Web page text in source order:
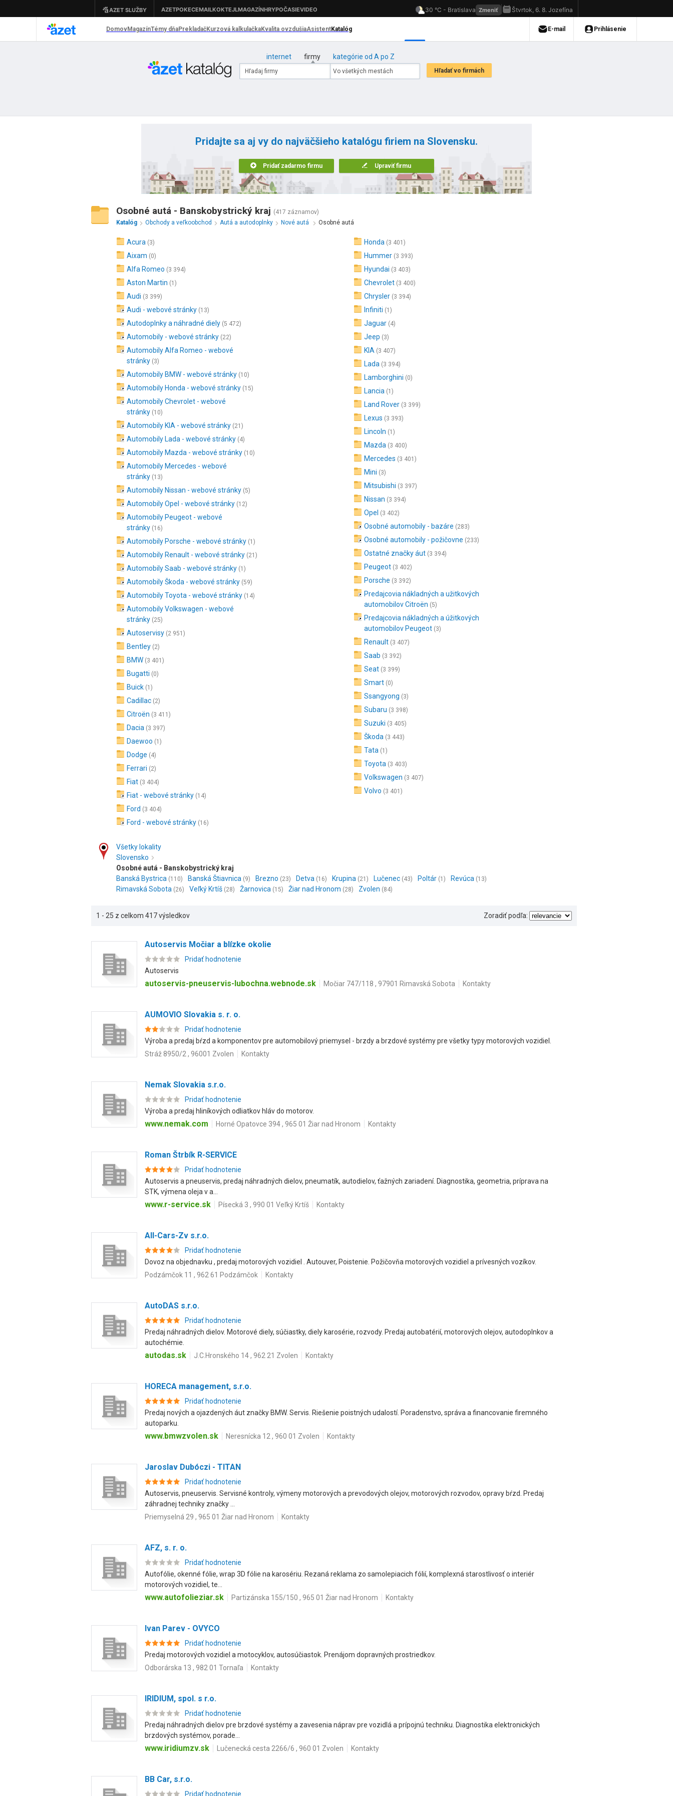
internet firmy kategórie od A po Z
Pridajte sa aj vy do najväčšieho katalógu firiem na Slovensku.
Pridať zadarmo firmu Upraviť firmu
Osobné autá - Banskobystrický kraj (417 záznamov)
Katalóg
Obchody a veľkoobchod Autá a autodoplnky Nové autá Osobné autá
Acura (3)
Aixam (0)
Alfa Romeo (3 394)
Aston Martin (1)
Audi (3 399)
Audi - webové stránky (13)
Autodoplnky a náhradné diely (5 472)
Automobily - webové stránky (22)
Automobily Alfa Romeo - webové
stránky (3)
Automobily BMW - webové stránky (10)
Automobily Honda - webové stránky (15)
Automobily Chevrolet - webové
stránky (10)
Automobily KIA - webové stránky (21)
Automobily Lada - webové stránky (4)
Automobily Mazda - webové stránky (10)
Automobily Mercedes - webové
stránky (13)
Automobily Nissan - webové stránky (5)
Automobily Opel - webové stránky (12)
Automobily Peugeot - webové
stránky (16)
Automobily Porsche - webové stránky (1)
Automobily Renault - webové stránky (21)
Automobily Saab - webové stránky (1)
Automobily Škoda - webové stránky (59)
Automobily Toyota - webové stránky (14)
Automobily Volkswagen - webové
stránky (25)
Autoservisy (2 951)
Bentley (2)
BMW (3 401)
Bugatti (0)
Buick (1)
Cadillac (2)
Citroën (3 411)
Dacia (3 397)
Daewoo (1)
Dodge (4)
Ferrari (2)
Fiat (3 404)
Fiat - webové stránky (14)
Ford (3 404)
Ford - webové stránky (16)
Honda (3 401)
Hummer (3 393)
Hyundai (3 403)
Chevrolet (3 400)
Chrysler (3 394)
Infiniti (1)
Jaguar (4)
Jeep (3)
KIA (3 407)
Lada (3 394)
Lamborghini (0)
Lancia (1)
Land Rover (3 399)
Lexus (3 393)
Lincoln (1)
Mazda (3 400)
Mercedes (3 401)
Mini (3)
Mitsubishi (3 397)
Nissan (3 394)
Opel (3 402)
Osobné automobily - bazáre (283)
Osobné automobily - požičovne (233)
Ostatné značky áut (3 394)
Peugeot (3 402)
Porsche (3 392)
Predajcovia nákladných a užitkových
automobilov Citroën (5)
Predajcovia nákladných a úžitkových
automobilov Peugeot (3)
Renault (3 407)
Saab (3 392)
Seat (3 399)
Smart (0)
Ssangyong (3)
Subaru (3 398)
Suzuki (3 405)
Škoda (3 443)
Tata (1)
Toyota (3 403)
Volkswagen (3 407)
Volvo (3 401)
Všetky lokality
Slovensko
Osobné autá - Banskobystrický kraj
Banská Bystrica (110) Banská Štiavnica (9) Brezno (23) Detva (16) Krupina (21) Lučenec (43) Poltár (1) Revúca (13)
Rimavská Sobota (26) Veľký Krtíš (28) Žarnovica (15) Žiar nad Hronom (28) Zvolen (84)
1 - 25 z celkom 417 výsledkov Zoradiť podľa:
Autoservis Močiar a blízke okolie
Pridať hodnotenie
Autoservis
autoservis-pneuservis-lubochna.webnode.sk Močiar 747/118 , 97901 Rimavská Sobota Kontakty
AUMOVIO Slovakia s. r. o.
Pridať hodnotenie
Výroba a predaj bŕzd a komponentov pre automobilový priemysel - brzdy a brzdové systémy pre všetky typy motorových vozidiel.
Stráž 8950/2 , 96001 Zvolen
Kontakty
Nemak Slovakia s.r.o.
Pridať hodnotenie
Výroba a predaj hliníkových odliatkov hláv do motorov.
www.nemak.com Horné Opatovce 394 , 965 01 Žiar nad Hronom Kontakty
Roman Štrbík R-SERVICE
Pridať hodnotenie
Autoservis a pneuservis, predaj náhradných dielov, pneumatík, autodielov, ťažných zariadení. Diagnostika, geometria, príprava na
STK, výmena oleja v a...
www.r-service.sk Písecká 3 , 990 01 Veľký Krtíš Kontakty
All-Cars-Zv s.r.o.
Pridať hodnotenie
Dovoz na objednavku , predaj motorových vozidiel . Autouver, Poistenie. Požičovňa motorových vozidiel a prívesných vozíkov.
Podzámčok 11 , 962 61 Podzámčok
Kontakty
AutoDAS s.r.o.
Pridať hodnotenie
Predaj náhradných dielov. Motorové diely, súčiastky, diely karosérie, rozvody. Predaj autobatérií, motorových olejov, autodoplnkov a
autochémie.
autodas.sk J.C.Hronského 14 , 962 21 Zvolen Kontakty
HORECA management, s.r.o.
Pridať hodnotenie
Predaj nových a ojazdených áut značky BMW. Servis. Riešenie poistných udalostí. Poradenstvo, správa a financovanie firemného
autoparku.
www.bmwzvolen.sk Neresnícka 12 , 960 01 Zvolen Kontakty
Jaroslav Dubóczi - TITAN
Pridať hodnotenie
Autoservis, pneuservis. Servisné kontroly, výmeny motorových a prevodových olejov, motorových rozvodov, opravy bŕzd. Predaj
záhradnej techniky značky ...
Priemyselná 29 , 965 01 Žiar nad Hronom
Kontakty
AFZ, s. r. o.
Pridať hodnotenie
Autofólie, okenné fólie, wrap 3D fólie na karosériu. Rezaná reklama zo samolepiacich fólií, komplexná starostlivosť o interiér
motorových vozidiel, te...
www.autofolieziar.sk Partizánska 155/150 , 965 01 Žiar nad Hronom Kontakty
Ivan Parev - OVYCO
Pridať hodnotenie
Predaj motorových vozidiel a motocyklov, autosúčiastok. Prenájom dopravných prostriedkov.
Odborárska 13 , 982 01 Tornaľa
Kontakty
IRIDIUM, spol. s r.o.
Pridať hodnotenie
Predaj náhradných dielov pre brzdové systémy a zavesenia náprav pre vozidlá a prípojnú techniku. Diagnostika elektronických
brzdových systémov, porade...
www.iridiumzv.sk Lučenecká cesta 2266/6 , 960 01 Zvolen Kontakty
BB Car, s.r.o.
Pridať hodnotenie